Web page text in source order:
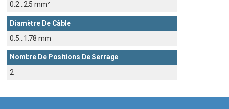
0.2...2.5 mm²
Diamètre De Câble
0.5...1.78 mm
Nombre De Positions De Serrage
2